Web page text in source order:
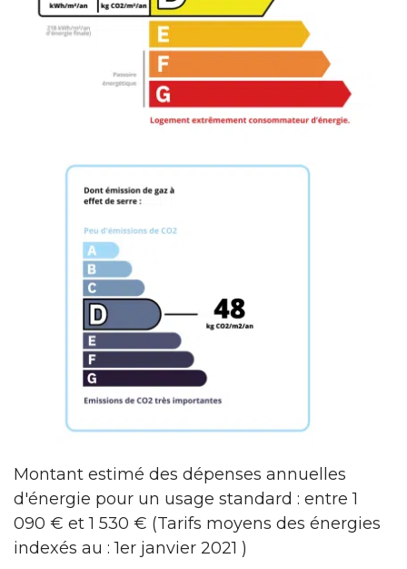
Montant estimé des dépenses annuelles
d'énergie pour un usage standard : entre 1
090 € et 1 530 € (Tarifs moyens des énergies
indexés au : 1er janvier 2021 )